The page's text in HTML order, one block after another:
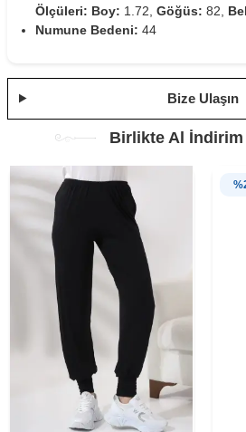
Ölçüleri: Boy: 1.72, Göğüs: 82,
Numune Bedeni: 44
Bize Ulaşın
Birlikte Al İndirim
%